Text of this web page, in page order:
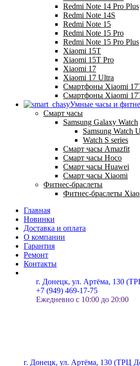
Redmi Note 14 Pro Plus
Redmi Note 14S
Redmi Note 15
Redmi Note 15 Pro
Redmi Note 15 Pro Plus
Xiaomi 15T
Xiaomi 15T Pro
Xiaomi 17
Xiaomi 17 Ultra
Смартфоны Xiaomi
Смартфоны Xiaomi
Умные часы и
Смарт часы
Samsung Galaxy Watch
Samsung Watch
Watch S series
Смарт часы Amazfit
Смарт часы Hoco
Смарт часы Huawei
Смарт часы Xiaomi
Фитнес-браслеты
Фитнес-браслеты
Главная
Новинки
Доставка и оплата
О компании
Гарантия
Ремонт
Контакты
г. Донецк, ул. Артёма, 130
+7 (949) 469-17-75
Ежедневно с 10:00 до 20:00
г. Донецк, ул. Артёма, 130 (ТРЦ